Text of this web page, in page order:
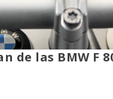
las BMW F